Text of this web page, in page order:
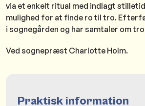
via et enkelt ritual med indlagt
mulighed for at finde ro til tro.
i sognegården og har samtaler om
Ved sognepræst Charlotte Holm.
Praktisk information